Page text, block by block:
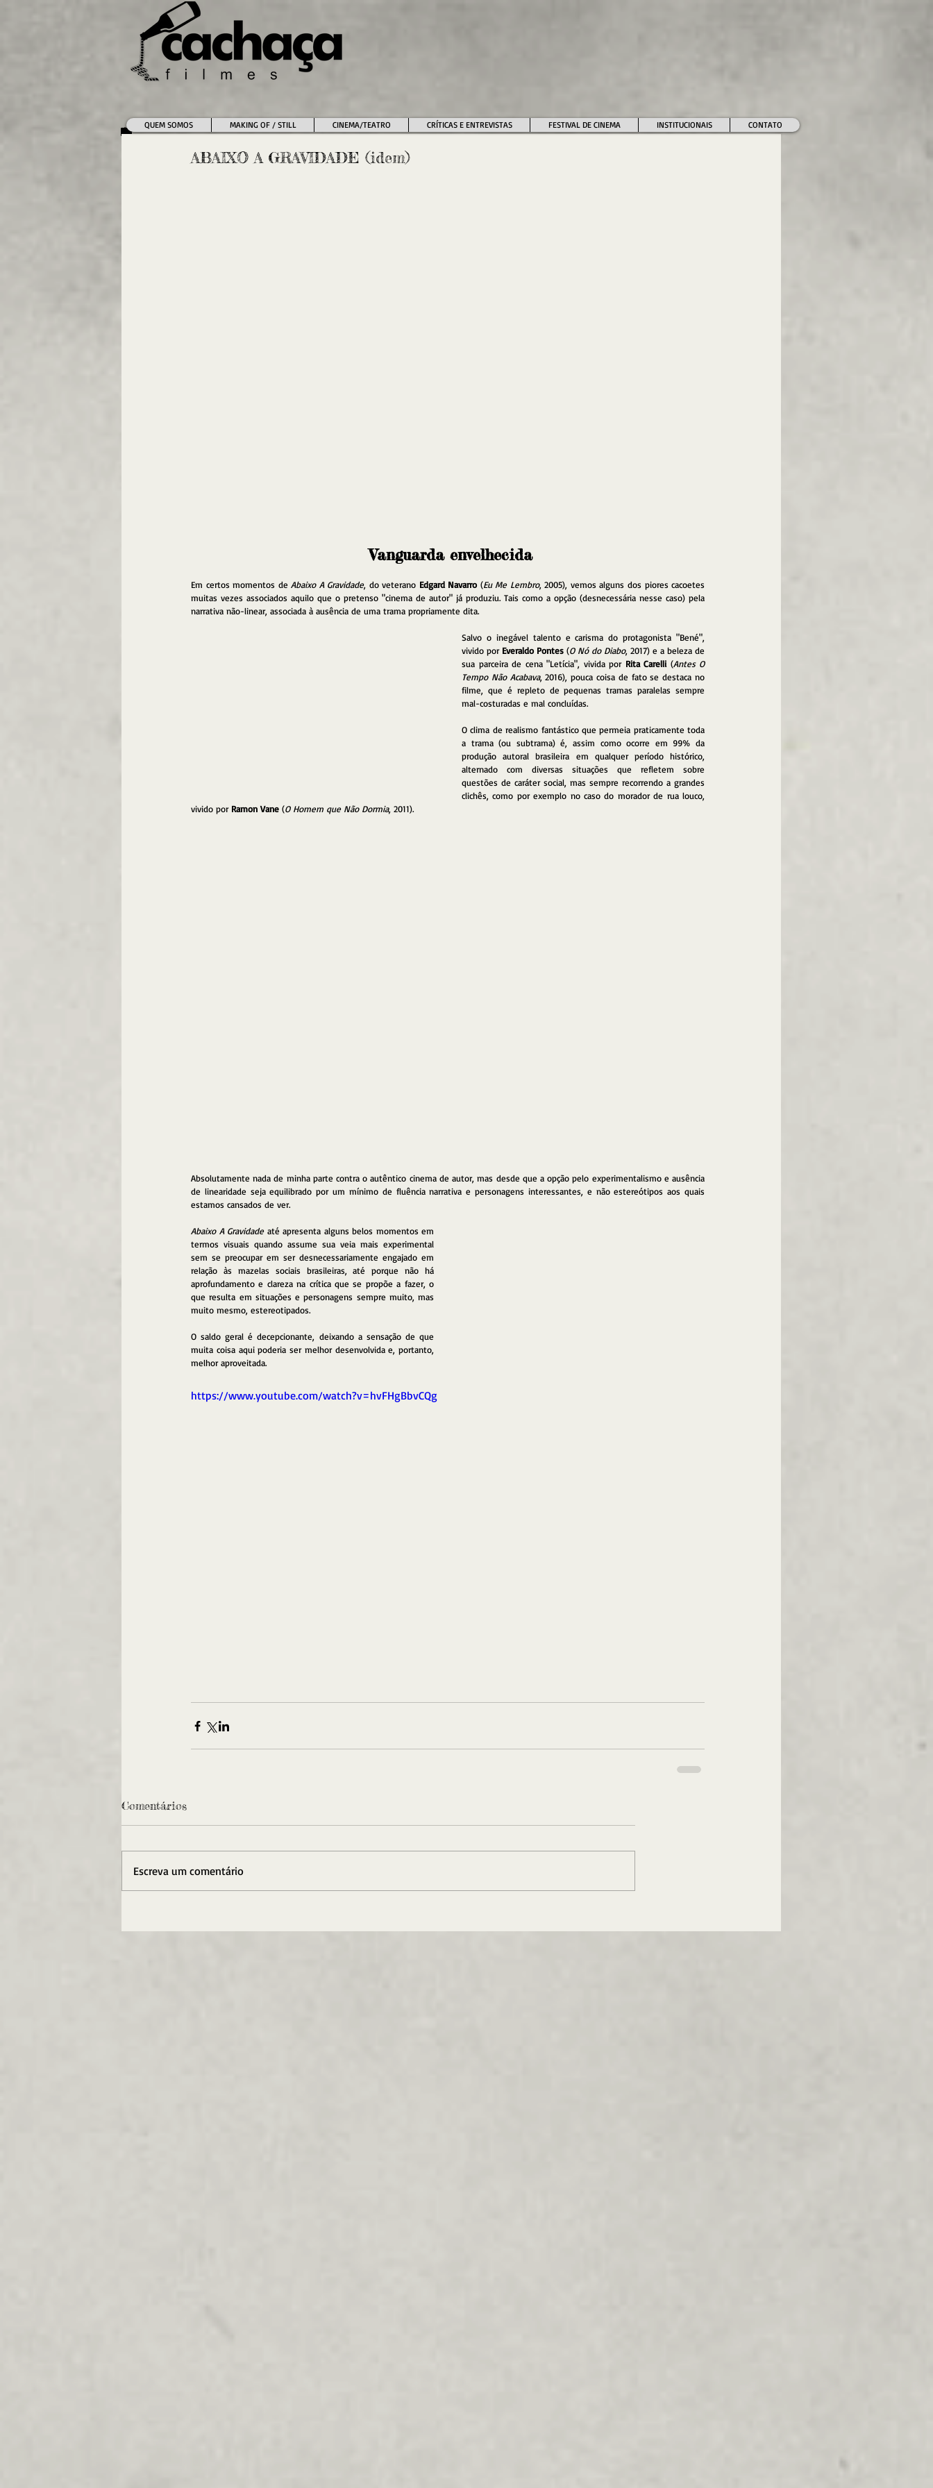
QUEM SOMOS MAKING OF / STILL CINEMA/TEATRO CRÍTICAS E ENTREVISTAS FESTIVAL DE CINEMA INSTITUCIONAIS CONTATO
ABAIXO A GRAVIDADE (idem)
Vanguarda envelhecida
Em certos momentos de Abaixo A Gravidade, do veterano Edgard Navarro (Eu Me Lembro, 2005), vemos alguns dos piores cacoetes
muitas vezes associados aquilo que o pretenso "cinema de autor" já produziu. Tais como a opção (desnecessária nesse caso) pela
narrativa não-linear, associada à ausência de uma trama propriamente dita.
Salvo o inegável talento e carisma do protagonista "Bené",
vivido por Everaldo Pontes (O Nó do Diabo, 2017) e a beleza de
sua parceira de cena "Letícia", vivida por Rita Carelli (Antes O
Tempo Não Acabava, 2016), pouca coisa de fato se destaca no
filme, que é repleto de pequenas tramas paralelas sempre
mal-costuradas e mal concluídas.
O clima de realismo fantástico que permeia praticamente toda
a trama (ou subtrama) é, assim como ocorre em 99% da
produção autoral brasileira em qualquer período histórico,
alternado com diversas situações que refletem sobre
questões de caráter social, mas sempre recorrendo a grandes
clichês, como por exemplo no caso do morador de rua louco,
vivido por Ramon Vane (O Homem que Não Dormia, 2011).
Absolutamente nada de minha parte contra o autêntico cinema de autor, mas desde que a opção pelo experimentalismo e ausência
de linearidade seja equilibrado por um mínimo de fluência narrativa e personagens interessantes, e não estereótipos aos quais
estamos cansados de ver.
Abaixo A Gravidade até apresenta alguns belos momentos em
termos visuais quando assume sua veia mais experimental
sem se preocupar em ser desnecessariamente engajado em
relação às mazelas sociais brasileiras, até porque não há
aprofundamento e clareza na crítica que se propõe a fazer, o
que resulta em situações e personagens sempre muito, mas
muito mesmo, estereotipados.
O saldo geral é decepcionante, deixando a sensação de que
muita coisa aqui poderia ser melhor desenvolvida e, portanto,
melhor aproveitada.
https://www.youtube.com/watch?v=hvFHgBbvCQg
Comentários
Escreva um comentário